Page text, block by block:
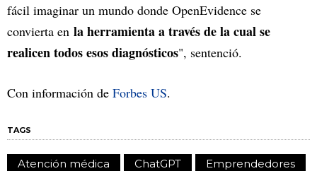
fácil imaginar un mundo donde OpenEvidence se
convierta en la herramienta a través de la cual se
realicen todos esos diagnósticos", sentenció.
Con información de Forbes US.
TAGS
Atención médica ChatGPT
Emprendedores